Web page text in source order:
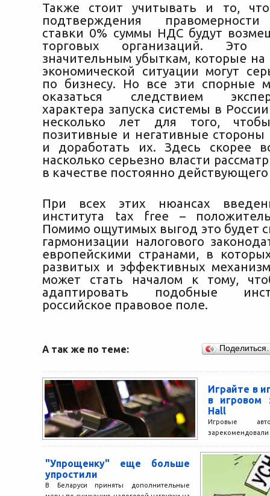
Также стоит учитывать и то,
подтверждения
ставки 0% суммы НДС будут
торговых организаций. Это
значительным убыткам, которые
экономической ситуации могут
по бизнесу. Но все эти спорные
оказаться следствием
характера запуска системы в
несколько лет для того,
позитивные и негативные стороны
и доработать их. Здесь скорее
насколько серьезно власти
в качестве постоянно
При всех этих нюансах
института tax free –
Помимо ощутимых выгод это будет
гармонизации налогового
европейскими странами, в
развитых и эффективных
может стать началом к тому,
адаптировать подобные
российское правовое поле.
А так же по теме:
Играйте в
в игровом
Hall
Игровые
разнообразным
и графикой.
"Упрощенку" еще больше
упростили
В Беларуси приняты дополнительные